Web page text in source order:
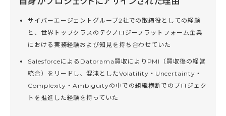
サイバーエージェントグループ2社での取締役としての経験
と、世界トップクラスのテクノロジープラットフォーム企業
における実務経験および知見を持ち合わせていた
SalesforceによるDatorama買収によりPMI（買収後の経営
統合）をリードし、混沌としたVolatility・Uncertainty・
Complexity・Ambiguityの中での組織横断でのプロジェク
トを推進した経験を持っていた